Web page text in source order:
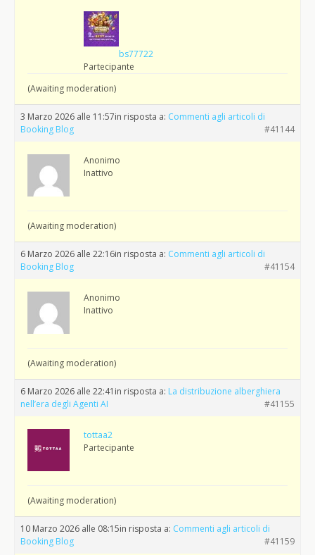
bs77722
Partecipante
(Awaiting moderation)
3 Marzo 2026 alle 11:57in risposta a: Commenti agli articoli di
Booking Blog
#41144
Anonimo
Inattivo
(Awaiting moderation)
6 Marzo 2026 alle 22:16in risposta a: Commenti agli articoli di
Booking Blog
#41154
Anonimo
Inattivo
(Awaiting moderation)
6 Marzo 2026 alle 22:41 in risposta a: La distribuzione alberghiera
nell’era degli Agenti AI
#41155
tottaa2
Partecipante
(Awaiting moderation)
10 Marzo 2026 alle 08:15in risposta a: Commenti agli articoli di
Booking Blog
#41159